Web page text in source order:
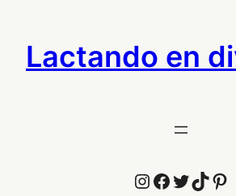
contenido
Lactando en
Instagram
Facebook
Twitter